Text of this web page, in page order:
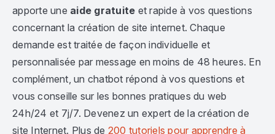
apporte une aide gratuite et rapide à vos questions
concernant la création de site internet. Chaque
demande est traitée de façon individuelle et
personnalisée par message en moins de 48 heures. En
complément, un chatbot répond à vos questions et
vous conseille sur les bonnes pratiques du web
24h/24 et 7j/7. Devenez un expert de la création de
site Internet. Plus de 200 tutoriels pour apprendre à